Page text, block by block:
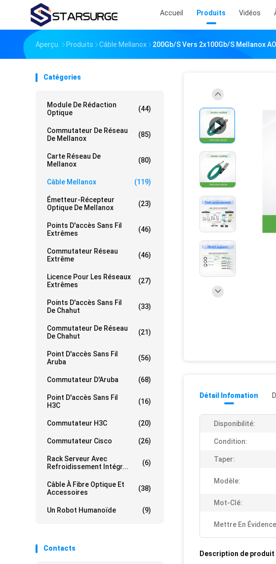
Accueil Produits Vidéos
Aperçu Produits Câble Mellanox 200Gb/S Vers 2x100Gb/S Mellanox
Catégories
Module De Rédaction
Optique
(44)
Commutateur De Réseau
De Mellanox
(85)
Carte Réseau De
Mellanox
(80)
Câble Mellanox (119)
Émetteur-Récepteur
Optique De Mellanox
(23)
Points D'accès Sans Fil
Extrêmes
(46)
Commutateur Réseau
Extrême
(46)
Licence Pour Les Réseaux
Extrêmes
(27)
Points D'accès Sans Fil
De Chahut
(33)
Commutateur De Réseau
De Chahut
(21)
Point D'accès Sans Fil
Aruba
(56)
Commutateur D'Aruba (68)
Point D'accès Sans Fil
H3C
(16)
Commutateur H3C (20)
Commutateur Cisco (26)
Rack Serveur Avec
Refroidissement Intégr...
(6)
Câble À Fibre Optique Et
Accessoires
(38)
Un Robot Humanoïde (9)
Contacts
Détail Infomation
Disponibilité:
Condition:
Taper:
Modèle:
Mot-Clé:
Mettre En
Description de produit